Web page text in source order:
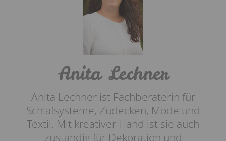
Anita Lechner
Anita Lechner ist Fachberaterin für
Schlafsysteme, Zudecken, Mode und
Textil. Mit kreativer Hand ist sie auch
zuständig für Dekoration und